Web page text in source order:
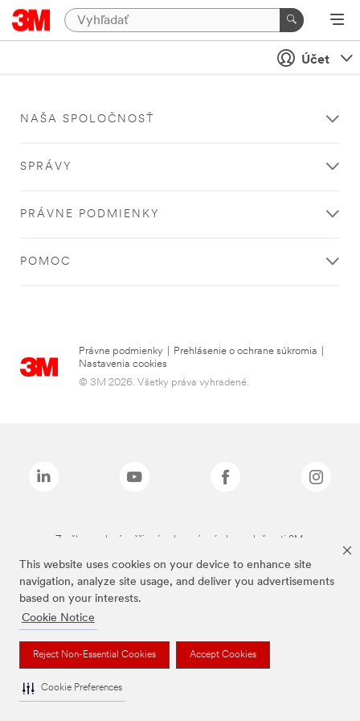
This website uses cookies on your device to enhance site
navigation, analyze site usage, and deliver you advertisements
based on your interests.
Cookie Notice
Reject Non-Essential Cookies Accept Cookies
Cookie Preferences
Účet
NAŠA SPOLOČNOSŤ
SPRÁVY
PRÁVNE PODMIENKY
POMOC
Právne podmienky Prehlásenie o ochrane súkromia
Nastavenia cookies
© 3M 2026. Všetky práva vyhradené.
Značky uvedené vyššie sú ochranné známky spoločnosti 3M.